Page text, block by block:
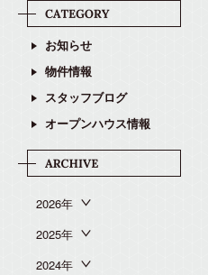
お知らせ
物件情報
スタッフブログ
オープンハウス情報
2026年
2025年
2024年